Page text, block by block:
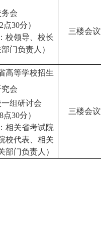
会
2点30分）
校领导、校长
门负责人）
三楼会
高等学校招生
会
组研讨会
8点30分）
相关省考试院
校代表、相关
部门负责人）
三楼会